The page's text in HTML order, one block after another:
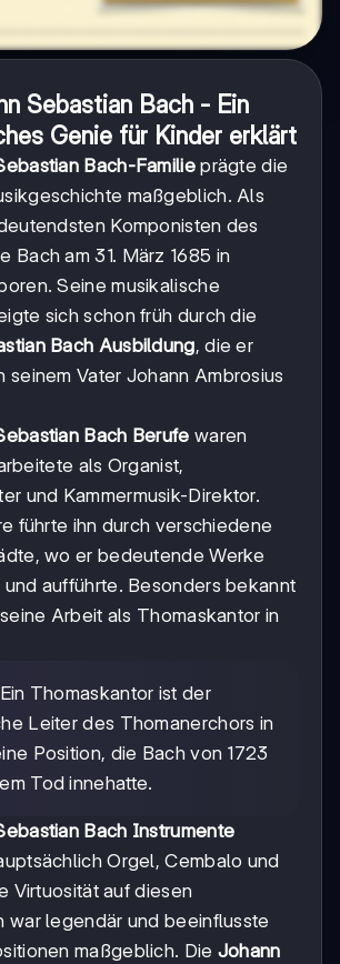
Sebastian Bach - Ein
Genie für Kinder erklärt
Bach-Familieprägte die
maßgeblich. Als
Komponisten des
Bach am 31. März 1685 in
Seine musikalische
sich schon früh durch die
Bach Ausbildung, die er
seinem Vater Johann Ambrosius
Bach Berufe waren
als Organist,
und Kammermusik-Direktor.
führte ihn durch verschiedene
wo er bedeutende Werke
aufführte. Besonders bekannt
Arbeit als Thomaskantor in
Thomaskantor ist der
Leiter des Thomanerchors in
Position, die Bach von 1723
Tod innehatte.
Bach Instrumente
Orgel, Cembalo und
Virtuosität auf diesen
war legendär und beeinflusste
maßgeblich. Die Johann